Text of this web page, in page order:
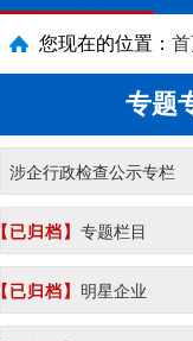
您现在的位置：
专题
涉企行政检查公示专栏
已归档】 专题栏目
已归档】 明星企业